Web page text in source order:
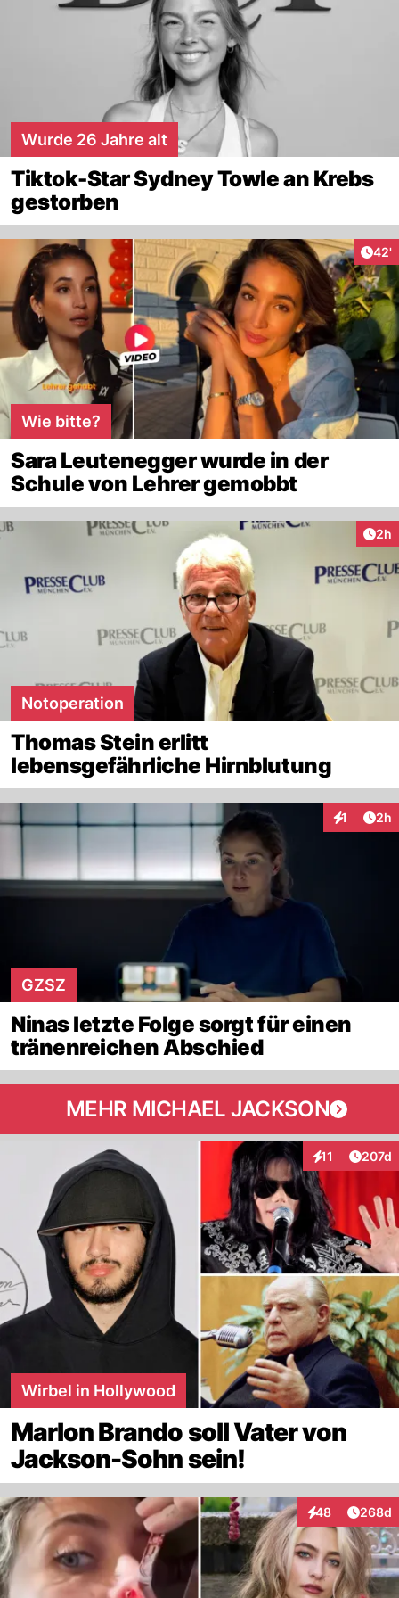
Wurde 26 Jahre alt
Tiktok-Star Sydney Towle an Krebs
gestorben
42'
Wie bitte?
Sara Leutenegger wurde in der
Schule von Lehrer gemobbt
2h
Notoperation
Thomas Stein erlitt
lebensgefährliche Hirnblutung
1 2h
GZSZ
Ninas letzte Folge sorgt für einen
tränenreichen Abschied
MEHR MICHAEL JACKSON
11
Interaktionen
207d
Wirbel in Hollywood
Marlon Brando soll Vater von
Jackson-Sohn sein!
48
Interaktionen
268d